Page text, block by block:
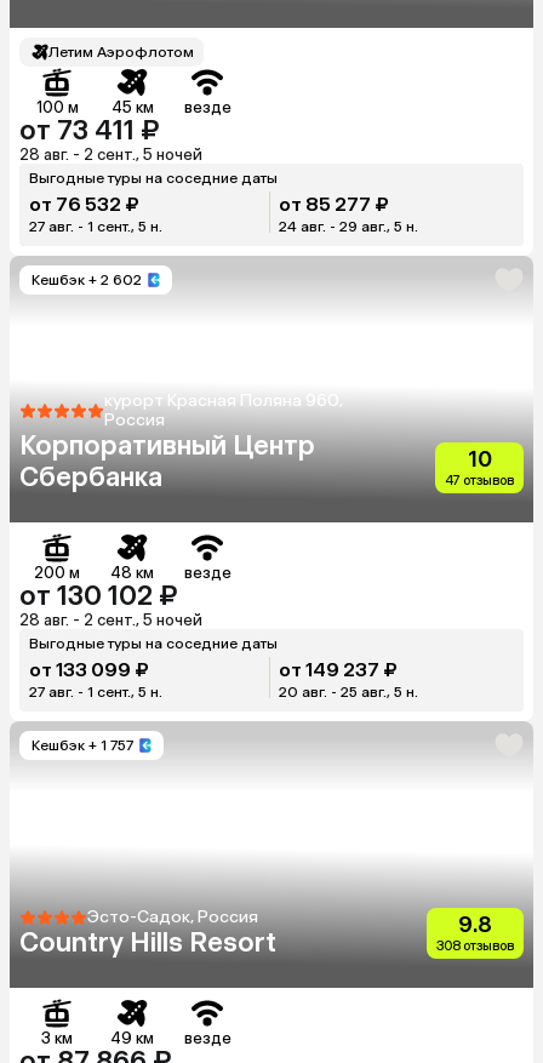
Летим Аэрофлотом
100 м 45 км везде
от 73 411 ₽
28 авг. - 2 сент., 5 ночей
Выгодные туры на соседние даты
от 76 532 ₽
27 авг. - 1 сент., 5 н.
от 85 277 ₽
24 авг. - 29 авг., 5 н.
Кешбэк + 2 602
курорт Красная Поляна 960,
Россия
Корпоративный Центр
Сбербанка
10
47 отзывов
200 м 48 км везде
от 130 102 ₽
28 авг. - 2 сент., 5 ночей
Выгодные туры на соседние даты
от 133 099 ₽
27 авг. - 1 сент., 5 н.
от 149 237 ₽
20 авг. - 25 авг., 5 н.
Кешбэк + 1 757
Эсто-Садок, Россия
Country Hills Resort
9.8
308 отзывов
3 км 49 км везде